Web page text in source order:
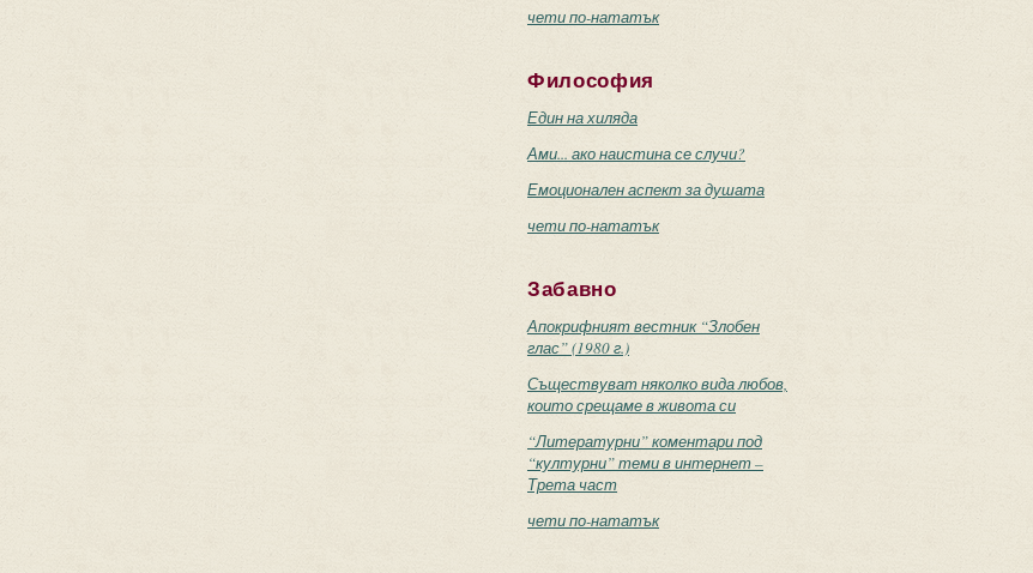
чети по-нататък
Философия
Един на хиляда
Ами... ако наистина се случи?
Емоционален аспект за душата
чети по-нататък
Забавно
Апокрифният вестник “Злобен
глас” (1980 г.)
Съществуват няколко вида любов,
които срещаме в живота си
“Литературни” коментари под
“културни” теми в интернет –
Трета част
чети по-нататък